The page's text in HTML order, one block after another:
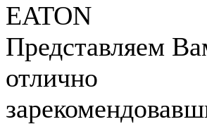
EATON
Представляем
отлично